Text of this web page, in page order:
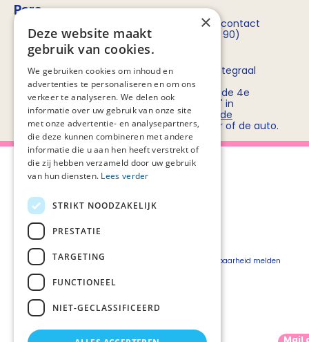
Pers
Voor persvragen over Stichting PZNL kun je contact
opnemen metRob Bruntink(06 - 55 52 72 90)
Routebeschrijving
Stichting PZNL deelt het kantoor met het Integraal
Kankercentrum Nederland (IKNL). Ons
kantoor/vergadercentrum bevindt zich op de 4e
verdieping van kantoorgebouw 'De Utrecht' in
winkelcentrum Hoog Catharijne. Bekijk
hier de
routebeschrijvingenvoor openbaar vervoer of de auto.
Over Palliaweb
Over PZNL
Pers
Vacatures
Webshop
Privacyverklaring
Beveiligingskwetsbaarheid melden
Mail
×
Deze website maakt
gebruik van cookies.
We gebruiken cookies om inhoud en
advertenties te personaliseren en om ons
verkeer te analyseren. We delen ook
informatie over uw gebruik van onze site
met onze advertentie- en analysepartners,
die deze kunnen combineren met andere
informatie die u aan hen heeft verstrekt of
die zij hebben verzameld door uw gebruik
van hun diensten. Lees verder
STRIKT NOODZAKELIJK
PRESTATIE
TARGETING
FUNCTIONEEL
NIET-GECLASSIFICEERD